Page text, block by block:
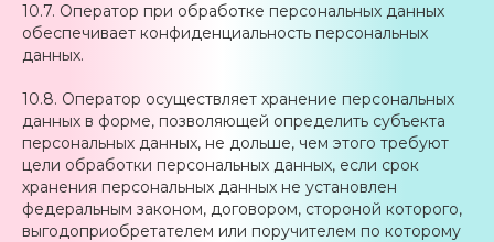
10.7. Оператор при обработке персональных данных
обеспечивает конфиденциальность персональных
данных.
10.8. Оператор осуществляет хранение персональных
данных в форме, позволяющей определить субъекта
персональных данных, не дольше, чем этого требуют
цели обработки персональных данных, если срок
хранения персональных данных не установлен
федеральным законом, договором, стороной которого,
выгодоприобретателем или поручителем по которому